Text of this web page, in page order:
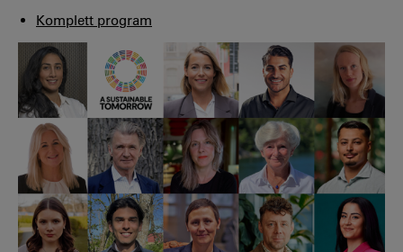
Komplett program